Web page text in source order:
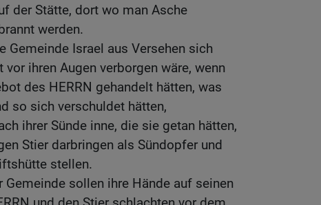
der Stätte, dort wo man Asche
werden.
Gemeinde Israel aus Versehen sich
ihren Augen verborgen wäre, wenn
des HERRN gehandelt hätten, was
so sich verschuldet hätten,
ihrer Sünde inne, die sie getan hätten,
Stier darbringen als Sündopfer und
stellen.
Gemeinde sollen ihre Hände auf seinen